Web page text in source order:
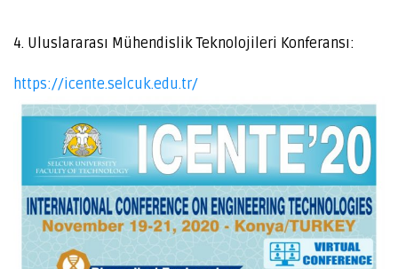
4. Uluslararası Mühendislik Teknolojileri Konferansı:
https://icente.selcuk.edu.tr/